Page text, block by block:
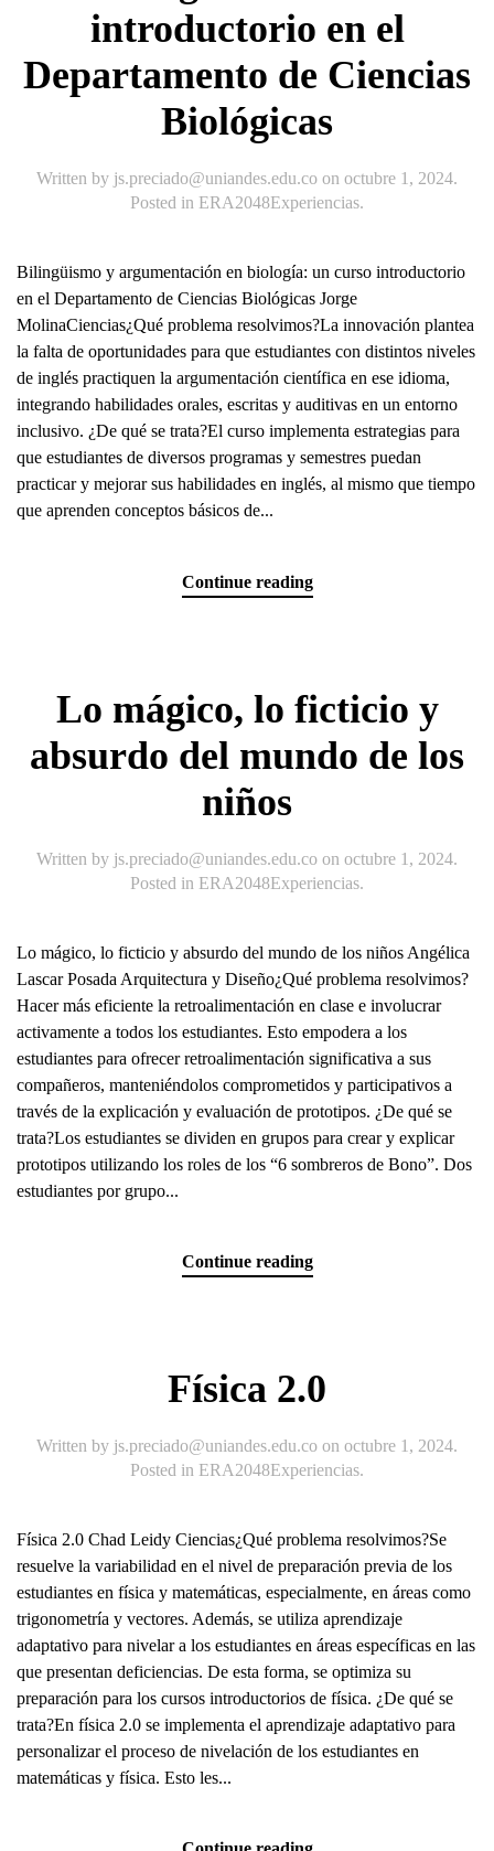
introductorio en el
Departamento de Ciencias
Biológicas
Written by js.preciado@uniandes.edu.co on octubre 1, 2024.
Posted in ERA2048Experiencias.
Bilingüismo y argumentación en biología: un curso introductorio
en el Departamento de Ciencias Biológicas Jorge
MolinaCiencias¿Qué problema resolvimos?La innovación plantea
la falta de oportunidades para que estudiantes con distintos niveles
de inglés practiquen la argumentación científica en ese idioma,
integrando habilidades orales, escritas y auditivas en un entorno
inclusivo. ¿De qué se trata?El curso implementa estrategias para
que estudiantes de diversos programas y semestres puedan
practicar y mejorar sus habilidades en inglés, al mismo que tiempo
que aprenden conceptos básicos de...
Continue reading
Lo mágico, lo ficticio y
absurdo del mundo de los
niños
Written by js.preciado@uniandes.edu.co on octubre 1, 2024.
Posted in ERA2048Experiencias.
Lo mágico, lo ficticio y absurdo del mundo de los niños Angélica
Lascar Posada Arquitectura y Diseño¿Qué problema resolvimos?
Hacer más eficiente la retroalimentación en clase e involucrar
activamente a todos los estudiantes. Esto empodera a los
estudiantes para ofrecer retroalimentación significativa a sus
compañeros, manteniéndolos comprometidos y participativos a
través de la explicación y evaluación de prototipos. ¿De qué se
trata?Los estudiantes se dividen en grupos para crear y explicar
prototipos utilizando los roles de los “6 sombreros de Bono”. Dos
estudiantes por grupo...
Continue reading
Física 2.0
Written by js.preciado@uniandes.edu.co on octubre 1, 2024.
Posted in ERA2048Experiencias.
Física 2.0 Chad Leidy Ciencias¿Qué problema resolvimos?Se
resuelve la variabilidad en el nivel de preparación previa de los
estudiantes en física y matemáticas, especialmente, en áreas como
trigonometría y vectores. Además, se utiliza aprendizaje
adaptativo para nivelar a los estudiantes en áreas específicas en las
que presentan deficiencias. De esta forma, se optimiza su
preparación para los cursos introductorios de física. ¿De qué se
trata?En física 2.0 se implementa el aprendizaje adaptativo para
personalizar el proceso de nivelación de los estudiantes en
matemáticas y física. Esto les...